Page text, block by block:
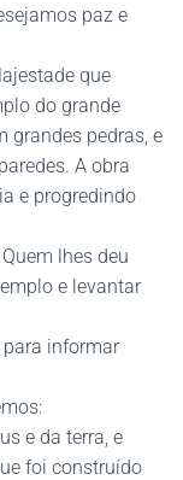
paz e
que
do grande
grandes pedras, e
A obra
e progredindo
lhes deu
e levantar
informar
e da terra, e
foi construído